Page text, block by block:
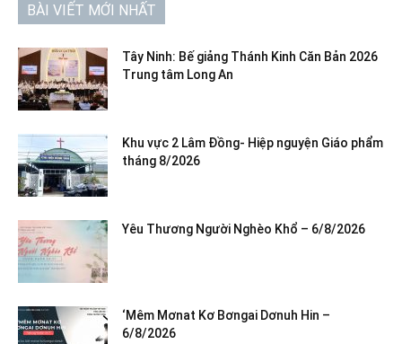
BÀI VIẾT MỚI NHẤT
Tây Ninh: Bế giảng Thánh Kinh Căn Bản 2026
Trung tâm Long An
Khu vực 2 Lâm Đồng- Hiệp nguyện Giáo phẩm
tháng 8/2026
Yêu Thương Người Nghèo Khổ – 6/8/2026
‘Mêm Mơnat Kơ Bơngai Dơnuh Hin –
6/8/2026